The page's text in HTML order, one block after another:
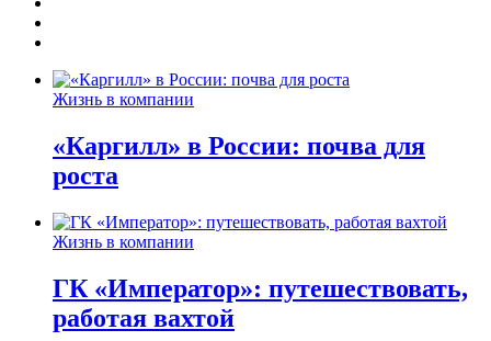
Жизнь в компании
«Каргилл» в России: почва для
роста
Жизнь в компании
ГК «Император»: путешествовать,
работая вахтой